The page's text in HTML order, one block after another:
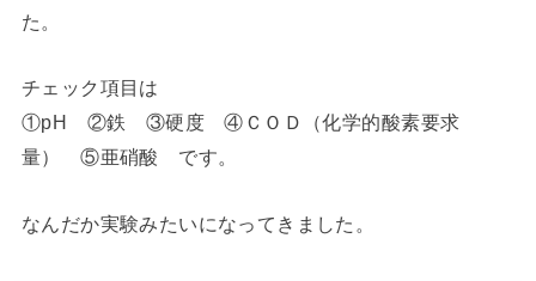
た。
チェック項目は
①pH ②鉄 ③硬度 ④ＣＯＤ（化学的酸素要求
量） ⑤亜硝酸 です。
なんだか実験みたいになってきました。